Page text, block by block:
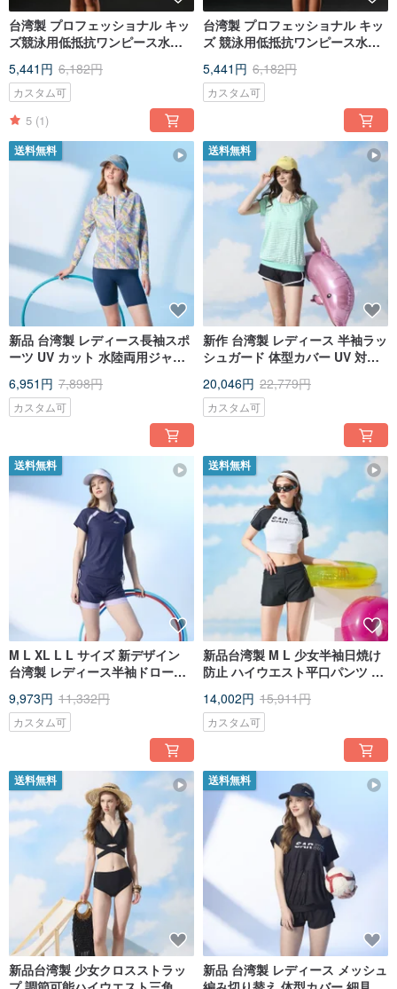
台湾製 プロフェッショナル キッ
ズ競泳用低抵抗ワンピース水着
5,441円 6,182円
カスタム可
5 (1)
台湾製 プロフェッショナル キッ
ズ 競泳用低抵抗ワンピース水着
5,441円 6,182円
カスタム可
送料無料
新品 台湾製 レディース長袖スポ
ーツ UV カット 水陸両用ジャケ
6,951円 7,898円
カスタム可
送料無料
新作 台湾製 レディース 半袖ラッ
シュガード 体型カバー UV 対策
ン
20,046円 22,779円
カスタム可
送料無料
M L XL L L サイズ 新デザイン
台湾製 レディース半袖ドロース
ーピース水着 ネイビー
9,973円 11,332円
カスタム可
送料無料
新品台湾製 M L 少女半袖日焼け
防止 ハイウエスト平口パンツ ツ
ョン
14,002円 15,911円
カスタム可
送料無料
新品台湾製 少女クロスストラッ
送料無料
新品 台湾製 レディース メッシュ